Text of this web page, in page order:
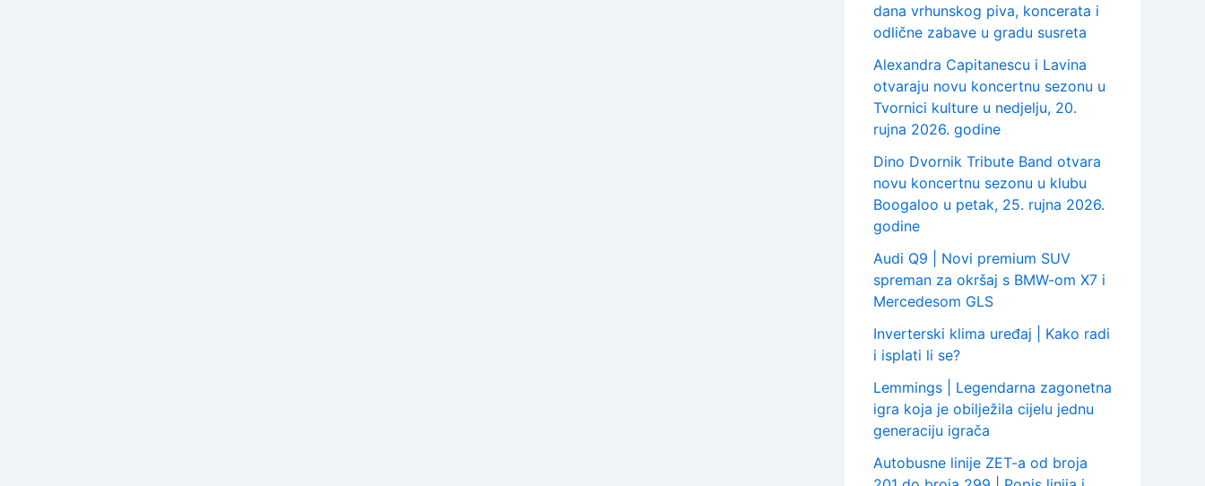
dana vrhunskog piva, koncerata i
odlične zabave u gradu susreta
Alexandra Capitanescu i Lavina
otvaraju novu koncertnu sezonu u
Tvornici kulture u nedjelju, 20.
rujna 2026. godine
Dino Dvornik Tribute Band otvara
novu koncertnu sezonu u klubu
Boogaloo u petak, 25. rujna 2026.
godine
Audi Q9 | Novi premium SUV
spreman za okršaj s BMW-om X7 i
Mercedesom GLS
Inverterski klima uređaj | Kako radi
i isplati li se?
Lemmings | Legendarna zagonetna
igra koja je obilježila cijelu jednu
generaciju igrača
Autobusne linije ZET-a od broja